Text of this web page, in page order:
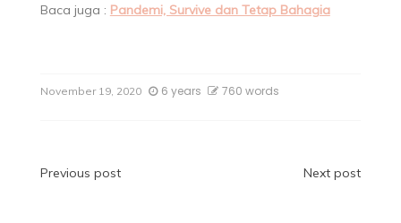
Baca juga : Pandemi, Survive dan Tetap Bahagia
November 19, 2020 6 years 760 words
Previous post Next post